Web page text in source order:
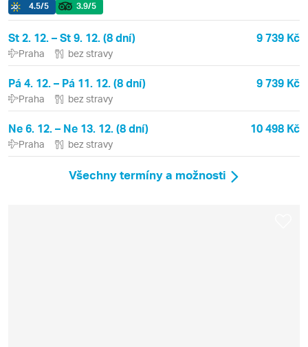
4.5/5 3.9/5
St 2. 12. – St 9. 12. (8 dní) 9 739 Kč
Praha bez stravy
Pá 4. 12. – Pá 11. 12. (8 dní) 9 739 Kč
Praha bez stravy
Ne 6. 12. – Ne 13. 12. (8 dní) 10 498 Kč
Praha bez stravy
Všechny termíny a možnosti